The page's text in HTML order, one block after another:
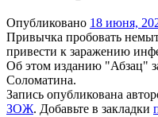
Опубликовано 18 июня,
Привычка пробовать
привести к заражению
Об этом изданию "Абзац"
Соломатина.
Запись опубликована
ЗОЖ. Добавьте в закладки